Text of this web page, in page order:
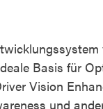
Basis für
Vision
und